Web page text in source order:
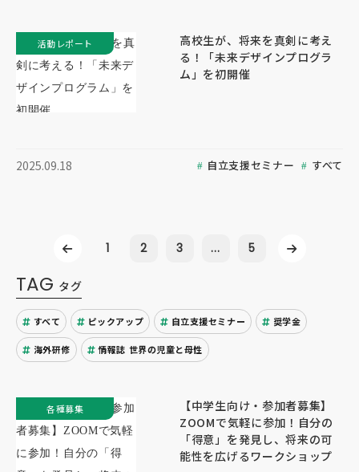
高校生が、将来を真剣に考え
る！「未来デザインプログラ
ム」を初開催
2025.09.18 自立支援セミナー すべて
活動レポート
1 2 3 ... 5
TAG タグ
すべて ピックアップ 自立支援セミナー 奨学金
海外研修 情報誌 世界の児童と母性
【中学生向け・参加者募集】
ZOOMで気軽に参加！自分の
「得意」を発見し、将来の可
能性を広げるワークショップ
各種募集